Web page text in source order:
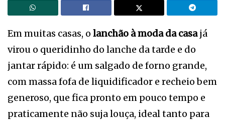
Em muitas casas, o lanchão à moda da casajá
virou o queridinho do lanche da tarde e do
jantar rápido: é um salgado de forno grande,
com massa fofa de liquidificador e recheio bem
generoso, que fica pronto em pouco tempo e
praticamente não suja louça, ideal tanto para